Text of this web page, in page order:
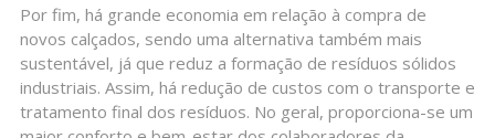
Por fim, há grande economia em relação à compra de
novos calçados, sendo uma alternativa também mais
sustentável, já que reduz a formação de resíduos sólidos
industriais. Assim, há redução de custos com o transporte e
tratamento final dos resíduos. No geral, proporciona-se um